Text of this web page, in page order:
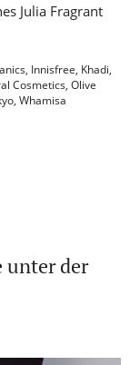
Julia Fragrant
, Innisfree, Khadi,
Cosmetics, Olive
, Whamisa
unter der